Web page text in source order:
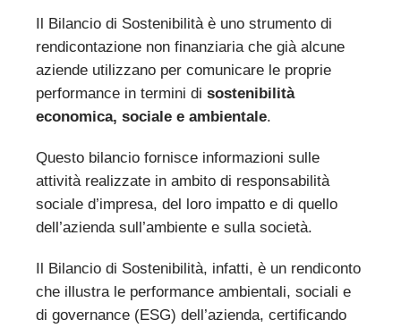
Il Bilancio di Sostenibilità è uno strumento di
rendicontazione non finanziaria che già alcune
aziende utilizzano per comunicare le proprie
performance in termini di sostenibilità
economica, sociale e ambientale.
Questo bilancio fornisce informazioni sulle
attività realizzate in ambito di responsabilità
sociale d’impresa, del loro impatto e di quello
dell’azienda sull’ambiente e sulla società.
Il Bilancio di Sostenibilità, infatti, è un rendiconto
che illustra le performance ambientali, sociali e
di governance (ESG) dell’azienda, certificando